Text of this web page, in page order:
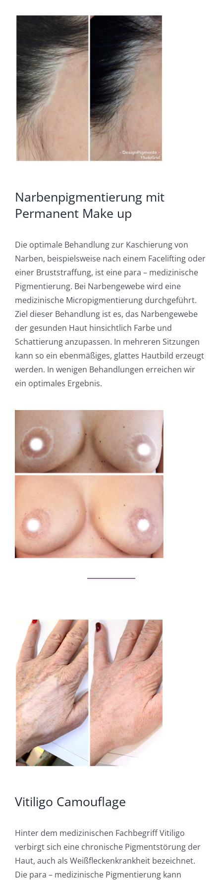
Narbenpigmentierung mit
Permanent Make up
Die optimale Behandlung zur Kaschierung von
Narben, beispielsweise nach einem Facelifting oder
einer Bruststraffung, ist eine para – medizinische
Pigmentierung. Bei Narbengewebe wird eine
medizinische Micropigmentierung durchgeführt.
Ziel dieser Behandlung ist es, das Narbengewebe
der gesunden Haut hinsichtlich Farbe und
Schattierung anzupassen. In mehreren Sitzungen
kann so ein ebenmäßiges, glattes Hautbild erzeugt
werden. In wenigen Behandlungen erreichen wir
ein optimales Ergebnis.
Vitiligo Camouflage
Hinter dem medizinischen Fachbegriff Vitiligo
verbirgt sich eine chronische Pigmentstörung der
Haut, auch als Weißfleckenkrankheit bezeichnet.
Die para – medizinische Pigmentierung kann